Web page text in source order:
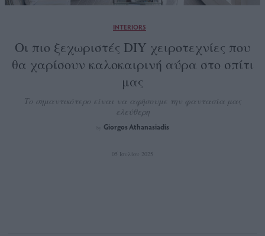
INTERIORS
Οι πιο ξεχωριστές DIY χειροτεχνίες που
θα χαρίσουν καλοκαιρινή αύρα στο σπίτι
μας
Το σημαντικότερο είναι να αφήσουμε την φαντασία μας
ελεύθερη
Giorgos Athanasiadis
05 Ιουλίου 2025